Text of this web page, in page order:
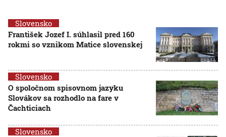
Slovensko
František Jozef I. súhlasil pred 160
rokmi so vznikom Matice slovenskej
Slovensko
O spoločnom spisovnom jazyku
Slovákov sa rozhodlo na fare v
Čachticiach
Slovensko